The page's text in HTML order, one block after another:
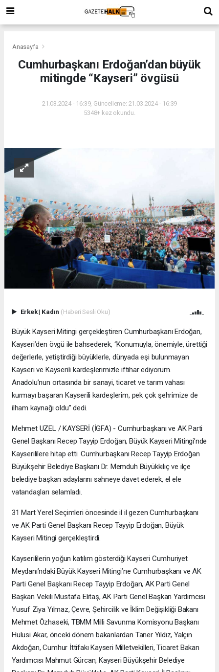
Anasayfa
Cumhurbaşkanı Erdoğan’dan büyük
mitingde “Kayseri” övgüsü
21.03.2024 - 16:39, Güncelleme: 21.03.2024 - 16:39
5348+ kez okundu.
Erkek| Kadın (Haberi Sesli Oku)
Büyük Kayseri Mitingi gerçekleştiren Cumhurbaşkanı Erdoğan,
Kayseri’den övgü ile bahsederek, “Konumuyla, önemiyle, ürettiği
değerlerle, yetiştirdiği büyüklerle, dünyada eşi bulunmayan
Kayseri ve Kayserili kardeşlerimizle iftihar ediyorum.
Anadolu’nun ortasında bir sanayi, ticaret ve tarım vahası
kurmayı başaran Kayserili kardeşlerim, pek çok şehrimize de
ilham kaynağı oldu” dedi.
Mehmet UZEL / KAYSERİ (İGFA) - Cumhurbaşkanı ve AK Parti
Genel Başkanı Recep Tayyip Erdoğan, Büyük Kayseri Mitingi’nde
Kayserililere hitap etti. Cumhurbaşkanı Recep Tayyip Erdoğan
Büyükşehir Belediye Başkanı Dr. Memduh Büyükkılıç ve ilçe
belediye başkan adaylarını sahneye davet ederek, el ele
vatandaşları selamladı.
31 Mart Yerel Seçimleri öncesinde il il gezen Cumhurbaşkanı
ve AK Parti Genel Başkanı Recep Tayyip Erdoğan, Büyük
Kayseri Mitingi gerçekleştirdi.
Kayserililerin yoğun katılım gösterdiği Kayseri Cumhuriyet
Meydanı’ndaki Büyük Kayseri Mitingi’ne Cumhurbaşkanı ve AK
Parti Genel Başkanı Recep Tayyip Erdoğan, AK Parti Genel
Başkan Vekili Mustafa Elitaş, AK Parti Genel Başkan Yardımcısı
Yusuf Ziya Yılmaz, Çevre, Şehircilik ve İklim Değişikliği Bakanı
Mehmet Özhaseki, TBMM Milli Savunma Komisyonu Başkanı
Hulusi Akar, önceki dönem bakanlardan Taner Yıldız, Yalçın
Akdoğan, Cumhur İttifakı Kayseri Milletvekilleri, Ticaret Bakan
Yardımcısı Mahmut Gürcan, Kayseri Büyükşehir Belediye